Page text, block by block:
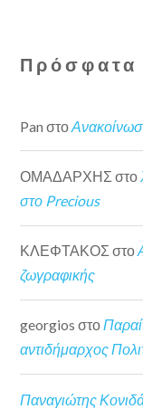
Πρόσφατα
Pan στο
ΟΜΑΔΑΡΧΗΣ στο
στο Precious
ΚΛΕΦΤΑΚΟΣ στο
ζωγραφικής
georgios στο
αντιδήμαρχος
Παναγιώτης